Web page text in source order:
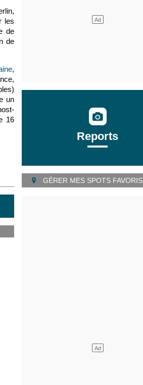
les
de
de
,
un
16
Reports
GÉRER MES SPOTS FAVORIS